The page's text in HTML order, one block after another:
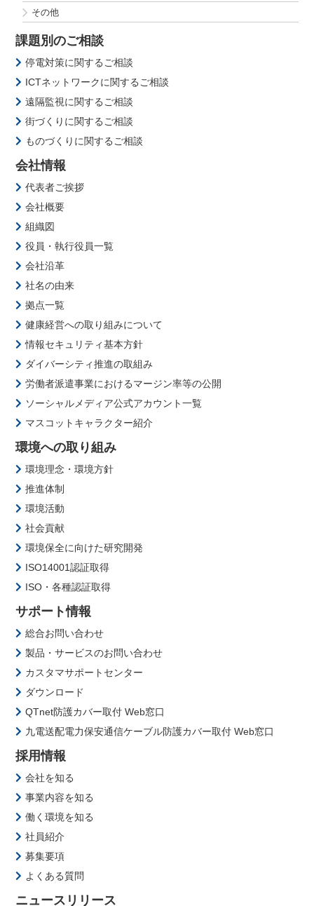
その他
課題別のご相談
停電対策に関するご相談
ICTネットワークに関するご相談
遠隔監視に関するご相談
街づくりに関するご相談
ものづくりに関するご相談
会社情報
代表者ご挨拶
会社概要
組織図
役員・執行役員一覧
会社沿革
社名の由来
拠点一覧
健康経営への取り組みについて
情報セキュリティ基本方針
ダイバーシティ推進の取組み
労働者派遣事業におけるマージン率等の公開
ソーシャルメディア公式アカウント一覧
マスコットキャラクター紹介
環境への取り組み
環境理念・環境方針
推進体制
環境活動
社会貢献
環境保全に向けた研究開発
ISO14001認証取得
ISO・各種認証取得
サポート情報
総合お問い合わせ
製品・サービスのお問い合わせ
カスタマサポートセンター
ダウンロード
QTnet防護カバー取付 Web窓口
九電送配電力保安通信ケーブル防護カバー取付 Web窓口
採用情報
会社を知る
事業内容を知る
働く環境を知る
社員紹介
募集要項
よくある質問
ニュースリリース